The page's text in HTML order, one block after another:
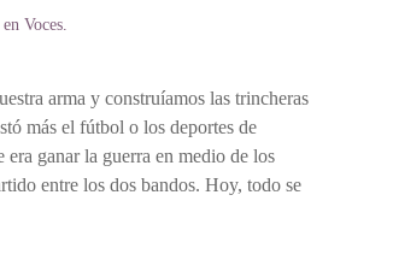
Voces
arma y construíamos las trincheras
más el fútbol o los deportes de
ganar la guerra en medio de los
entre los dos bandos. Hoy, todo se